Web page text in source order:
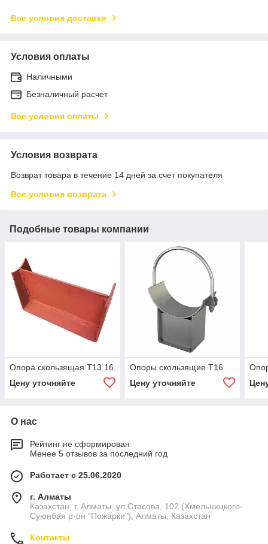
Все условия доставки
Условия оплаты
Наличными
Безналичный расчет
Все условия оплаты
Условия возврата
Возврат товара в течение 14 дней за счет покупателя
Все условия возврата
Подобные товары компании
Опора скользящая Т13.16
Цену уточняйте
Опоры скользящие Т16
Цену уточняйте
О нас
Рейтинг не сформирован
Менее 5 отзывов за последний год
Работает с 25.06.2020
г. Алматы
Казахстан, г. Алматы, ул.Стасова, 102 (Хмельницкого-
Суюнбая р-он "Пожарки"), Алматы, Казахстан
Контакты